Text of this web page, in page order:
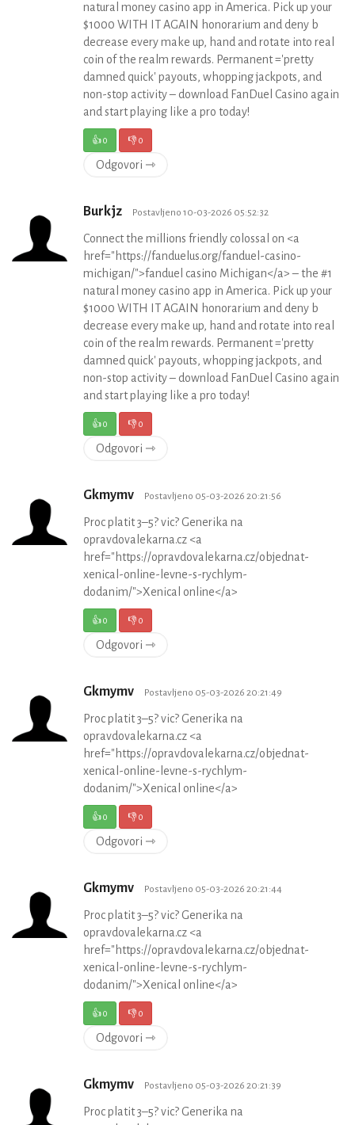
natural money casino app in America. Pick up your
$1000 WITH IT AGAIN honorarium and deny b
decrease every make up, hand and rotate into real
coin of the realm rewards. Permanent ='pretty
damned quick' payouts, whopping jackpots, and
non-stop activity – download FanDuel Casino again
and start playing like a pro today!
👍0 👎0
Odgovori ⇾
Burkjz Postavljeno 10-03-2026 05:52:32
Connect the millions friendly colossal on <a
href="https://fanduelus.org/fanduel-casino-
michigan/">fanduel casino Michigan</a> – the #1
natural money casino app in America. Pick up your
$1000 WITH IT AGAIN honorarium and deny b
decrease every make up, hand and rotate into real
coin of the realm rewards. Permanent ='pretty
damned quick' payouts, whopping jackpots, and
non-stop activity – download FanDuel Casino again
and start playing like a pro today!
👍0 👎0
Odgovori ⇾
Gkmymv Postavljeno 05-03-2026 20:21:56
Proc platit 3–5? vic? Generika na
opravdovalekarna.cz <a
href="https://opravdovalekarna.cz/objednat-
xenical-online-levne-s-rychlym-
dodanim/">Xenical online</a>
👍0 👎0
Odgovori ⇾
Gkmymv Postavljeno 05-03-2026 20:21:49
Proc platit 3–5? vic? Generika na
opravdovalekarna.cz <a
href="https://opravdovalekarna.cz/objednat-
xenical-online-levne-s-rychlym-
dodanim/">Xenical online</a>
👍0 👎0
Odgovori ⇾
Gkmymv Postavljeno 05-03-2026 20:21:44
Proc platit 3–5? vic? Generika na
opravdovalekarna.cz <a
href="https://opravdovalekarna.cz/objednat-
xenical-online-levne-s-rychlym-
dodanim/">Xenical online</a>
👍0 👎0
Odgovori ⇾
Gkmymv Postavljeno 05-03-2026 20:21:39
Proc platit 3–5? vic? Generika na